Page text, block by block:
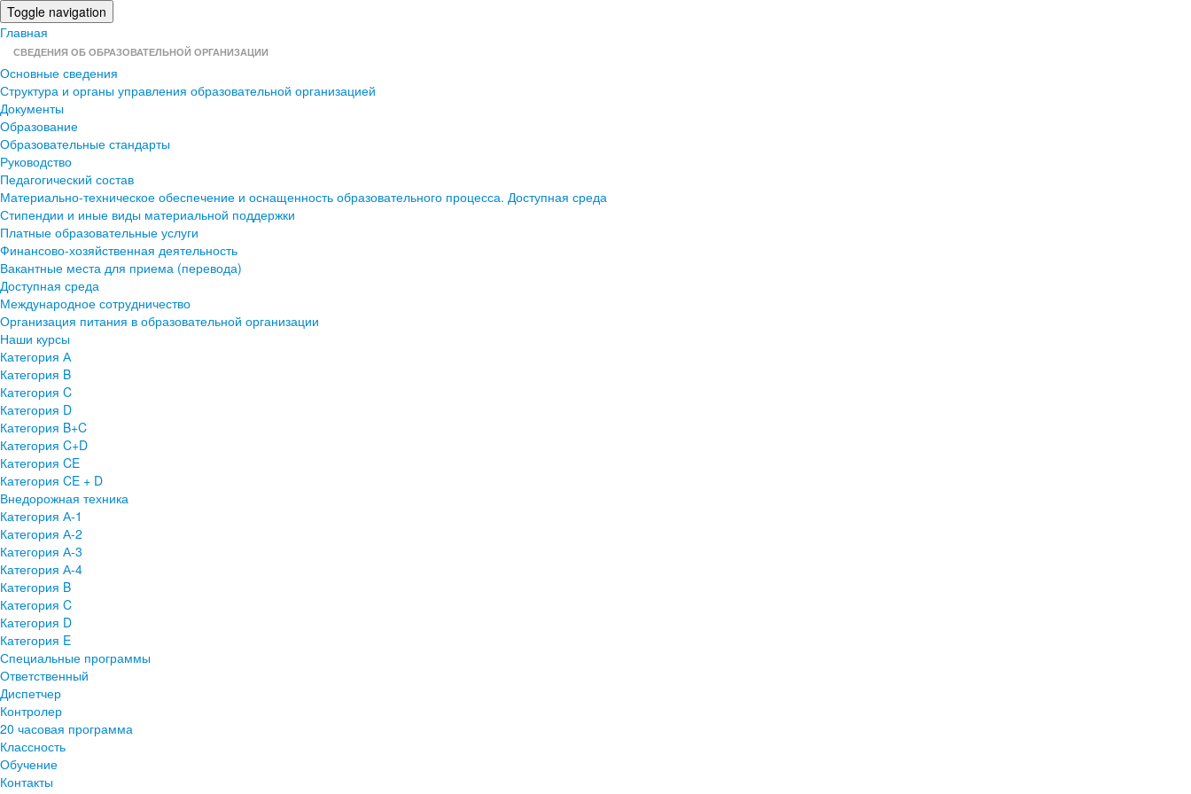
Toggle navigation
Главная
СВЕДЕНИЯ ОБ ОБРАЗОВАТЕЛЬНОЙ ОРГАНИЗАЦИИ
Основные сведения
Структура и органы управления образовательной организацией
Документы
Образование
Образовательные стандарты
Руководство
Педагогический состав
Материально-техническое обеспечение и оснащенность образовательного процесса. Доступная среда
Стипендии и иные виды материальной поддержки
Платные образовательные услуги
Финансово-хозяйственная деятельность
Вакантные места для приема (перевода)
Доступная среда
Международное сотрудничество
Организация питания в образовательной организации
Наши курсы
Категория А
Категория B
Категория C
Категория D
Категория B+C
Категория C+D
Категория CE
Категория CE + D
Внедорожная техника
Категория А-1
Категория А-2
Категория А-3
Категория А-4
Категория B
Категория C
Категория D
Категория E
Специальные программы
Ответственный
Диспетчер
Контролер
20 часовая программа
Классность
Обучение
Контакты